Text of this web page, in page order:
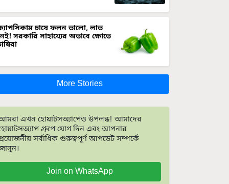
চাষে ফলন ভালো, লাভ
সরকারি সাহায্যের অভাবে ক্ষোভে
More Stories
এখন হোয়াটসঅ্যাপেও উপলব্ধ! আমাদের
গ্রুপে যোগ দিন এবং আপনার
সর্বাধিক গুরুত্বপূর্ণ আপডেট সম্পর্কে
Join on WhatsApp